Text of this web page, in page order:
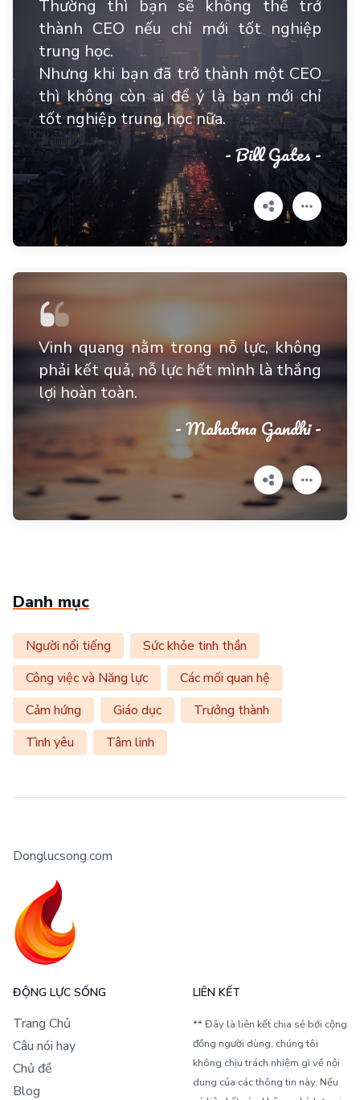
Thường thì bạn sẽ không thể trở
thành CEO nếu chỉ mới tốt nghiệp
trung học.
Nhưng khi bạn đã trở thành một CEO
thì không còn ai để ý là bạn mới chỉ
tốt nghiệp trung học nữa.
- Bill Gates -
Vinh quang nằm trong nỗ lực, không
phải kết quả, nỗ lực hết mình là thắng
lợi hoàn toàn.
- Mahatma Gandhi -
Danh mục
Người nổi tiếng
Sức khỏe tinh thần
Công việc và Năng lực
Các mối quan hệ
Cảm hứng
Giáo dục
Trưởng thành
Tình yêu
Tâm linh
Donglucsong.com
ĐỘNG LỰC SỐNG
Trang Chủ
Câu nói hay
Chủ đề
Blog
LIÊN KẾT
** Đây là liên kết chia sẻ bới cộng
đồng người dùng, chúng tôi
không chịu trách nhiệm gì về nội
dung của các thông tin này. Nếu